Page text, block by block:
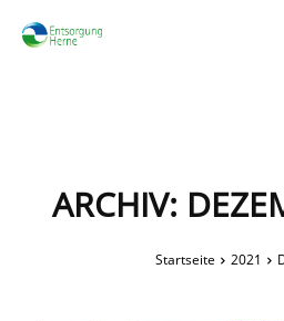
ARCHIV:
Startseite 2021